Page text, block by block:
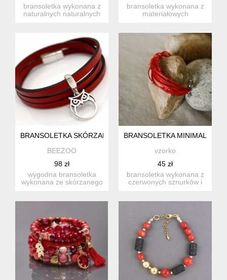
bransoletka wykonana z
naturalnych naturalnych
bransoletka wykonana z
materiałowych
BRANSOLETKA SKÓRZANA MAGNETOOS TRIPLE OWL RED
BEEŻOO
98 zł
wygodna bransoletka
wykonana ze skórzanego
BRANSOLETKA
vzorko
45 zł
bransoletka wykonana z
czerwonych sznurków i